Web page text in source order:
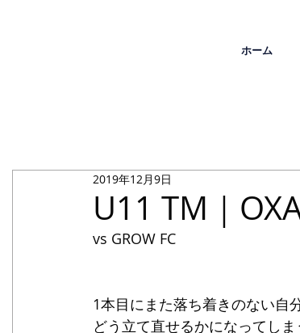
ホーム
U11 TM｜
2019年12月9日
vs GROW FC
1本目にまた落ち着きのない自
どう立て直せるかになってし